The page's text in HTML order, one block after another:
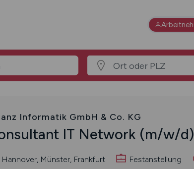
Informatik GmbH & Co. KG
IT Network (m/w/d)
Hannover, Münster, Frankfurt Festanstellung